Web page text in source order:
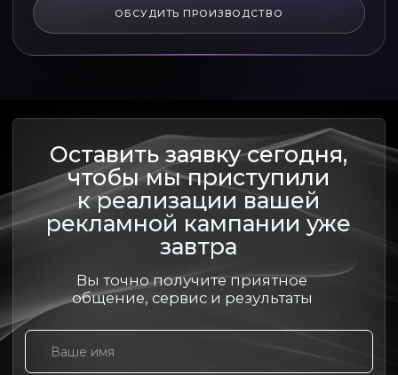
ОБСУДИТЬ ПРОИЗВОДСТВО